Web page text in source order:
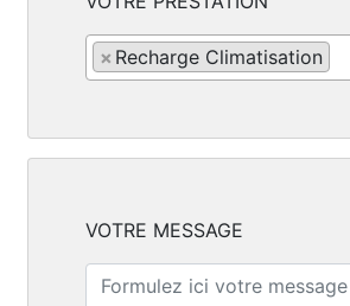
× Recharge Climatisation
VOTRE MESSAGE